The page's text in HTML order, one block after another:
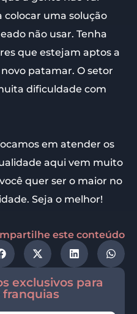
colocar uma solução
não usar. Tenha
que estejam aptos a
patamar. O setor
dificuldade com
em atender os
aqui vem muito
quer ser o maior no
Seja o melhor!
este conteúdo
exclusivos para
franquias